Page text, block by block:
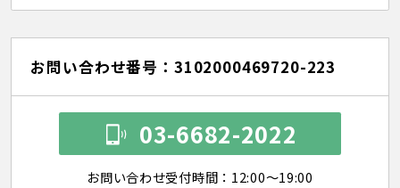
お問い合わせ番号：3102000469720-223
03-6682-2022
お問い合わせ受付時間：12:00～19:00